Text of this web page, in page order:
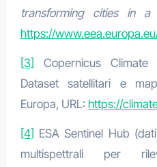
transforming cities in a
https://
[3]
Copernicus Climate
Dataset satellitari e
Europa, URL: https://
[4] ESA Sentinel Hub
multispettrali per